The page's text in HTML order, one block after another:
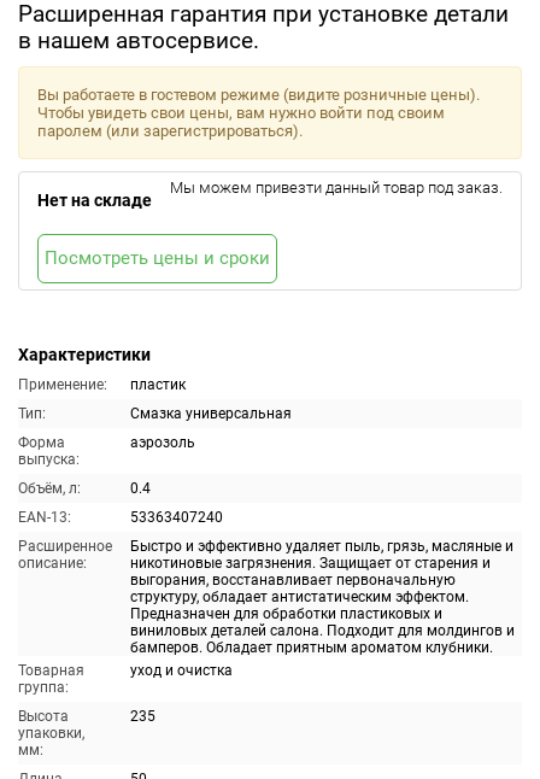
Расширенная гарантия при установке детали
в нашем автосервисе.
Характеристики
Применение:
пластик
Тип:
Смазка универсальная
Форма
выпуска:
аэрозоль
Объём, л:
0.4
EAN-13:
53363407240
Расширенное
описание:
Быстро и эффективно удаляет пыль, грязь, масляные и
никотиновые загрязнения. Защищает от старения и
выгорания, восстанавливает первоначальную
структуру, обладает антистатическим эффектом.
Предназначен для обработки пластиковых и
виниловых деталей салона. Подходит для молдингов и
бамперов. Обладает приятным ароматом клубники.
Товарная
группа:
уход и очистка
Высота
упаковки,
мм:
235
Вы работаете в гостевом режиме (видите розничные цены).
Чтобы увидеть свои цены, вам нужно войти под своим
паролем (или зарегистрироваться).
Нет на складе
Мы можем привезти данный товар под заказ.
Посмотреть цены и сроки